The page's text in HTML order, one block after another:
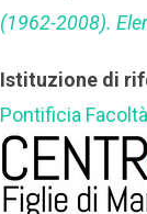
(1962-2008).
Istituzione di
Pontificia